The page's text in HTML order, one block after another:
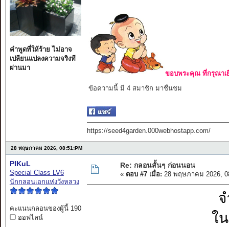
คำพูดที่ให้ร้าย ไม่อาจ
เปลียนแปลงความจริงที
ผ่านมา
ขอบพระคุณ ที่กรุณาเ
ข้อความนี้ มี 4 สมาชิก มาชื่นชม
https://seed4garden.000webhostapp.com/
28 พฤษภาคม 2026, 08:51:PM
PIKuL
Special Class LV6
นักกลอนเอกแห่งวังหลวง
คะแนนกลอนของผู้นี้ 190
ออฟไลน์
Re: กลอนสั้นๆ ก่อนนอน
« ตอบ #7 เมื่อ: 28 พฤษภาคม 2026,
ใ